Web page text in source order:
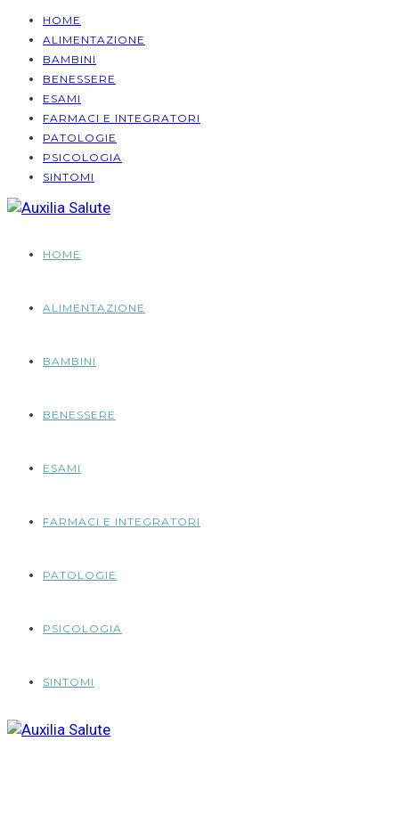
HOME
ALIMENTAZIONE
BAMBINI
BENESSERE
ESAMI
FARMACI E INTEGRATORI
PATOLOGIE
PSICOLOGIA
SINTOMI
HOME
ALIMENTAZIONE
BAMBINI
BENESSERE
ESAMI
FARMACI E INTEGRATORI
PATOLOGIE
PSICOLOGIA
SINTOMI